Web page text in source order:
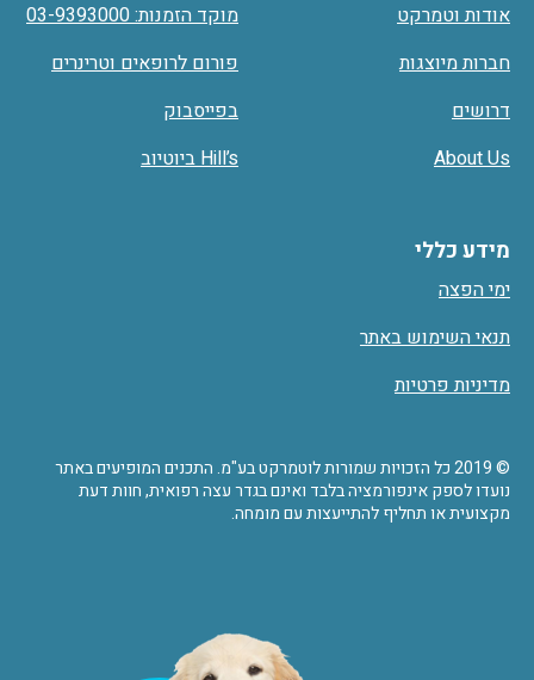
אודות וטמרקט
חברות מיוצגות
דרושים
About Us
מידע כללי
ימי הפצה
תנאי השימוש באתר
מדיניות פרטיות
מוקד הזמנות: 03-9393000
פורום לרופאים וטרינרים
בפייסבוק
Hill’s ביוטיוב
© 2019 כל הזכויות שמורות לוטמרקט בע"מ. התכנים המופיעים באתר
נועדו לספק אינפורמציה בלבד ואינם בגדר עצה רפואית, חוות דעת
מקצועית או תחליף להתייעצות עם מומחה.